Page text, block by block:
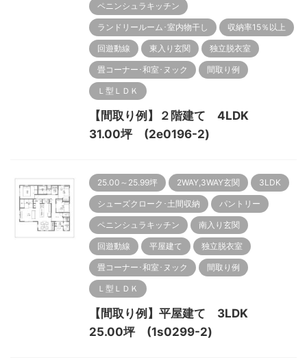
ペニンシュラキッチン
ランドリールーム･室内物干し 収納率15％以上
回遊動線 東入り玄関 独立脱衣室
畳コーナー･和室･ヌック 間取り例
Ｌ型ＬＤＫ
【間取り例】２階建て 4LDK
31.00坪 (2e0196-2)
25.00～25.99坪 2WAY,3WAY玄関 3LDK
シューズクローク･土間収納 パントリー
ペニンシュラキッチン 南入り玄関
回遊動線 平屋建て 独立脱衣室
畳コーナー･和室･ヌック 間取り例
Ｌ型ＬＤＫ
【間取り例】平屋建て 3LDK
25.00坪 (1s0299-2)